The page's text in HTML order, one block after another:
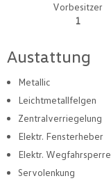
Vorbesitzer
1
Austattung
Metallic
Leichtmetallfelgen
Zentralverriegelung
Elektr. Fensterheber
Elektr. Wegfahrsperre
Servolenkung